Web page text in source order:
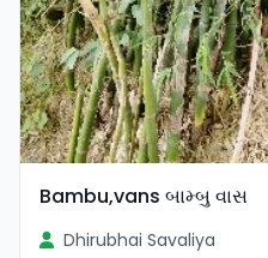
Bambu,vans બામ્બુ વાસ
Dhirubhai Savaliya